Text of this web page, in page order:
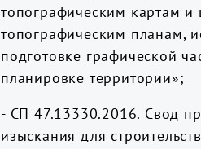
топографическим картам
топографическим планам,
подготовке графической
планировке территории»;
- СП 47.13330.2016. Свод
изыскания для